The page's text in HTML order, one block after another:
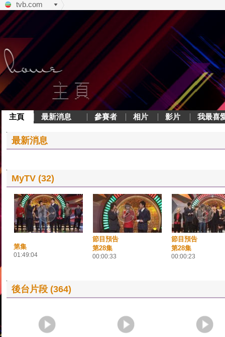
tvb.com
主頁 最新消息 參賽者 相片 影片 我最喜
最新消息
MyTV (32)
第集
01:49:04
節目預告
第28集
00:00:33
節目預告
第28集
00:00:23
後台片段 (364)